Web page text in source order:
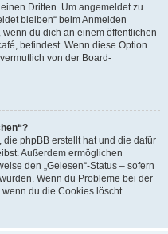
Dritten. Um angemeldet zu
bleiben“ beim Anmelden
du dich an einem öffentlichen
befindest. Wenn diese Option
von der Board-
die phpBB erstellt hat und die dafür
Außerdem ermöglichen
den „Gelesen“-Status – sofern
Wenn du Probleme bei der
du die Cookies löscht.